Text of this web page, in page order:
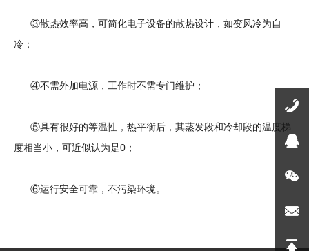
③散热效率高，可简化电子设备的散热设计，如变风冷为自
冷；
④不需外加电源，工作时不需专门维护；
⑤具有很好的等温性，热平衡后，其蒸发段和冷却段的温度梯
度相当小，可近似认为是0；
⑥运行安全可靠，不污染环境。